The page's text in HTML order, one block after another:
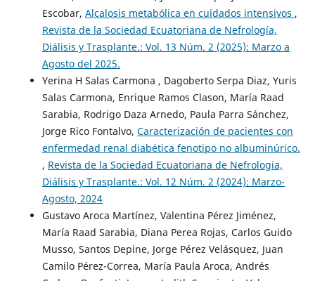
Escobar, Alcalosis metabólica en cuidados intensivos ,
Revista de la Sociedad Ecuatoriana de Nefrología,
Diálisis y Trasplante.: Vol. 13 Núm. 2 (2025): Marzo a
Agosto del 2025.
Yerina H Salas Carmona , Dagoberto Serpa Diaz, Yuris
Salas Carmona, Enrique Ramos Clason, María Raad
Sarabia, Rodrigo Daza Arnedo, Paula Parra Sánchez,
Jorge Rico Fontalvo, Caracterización de pacientes con
enfermedad renal diabética fenotipo no albuminúrico.
, Revista de la Sociedad Ecuatoriana de Nefrología,
Diálisis y Trasplante.: Vol. 12 Núm. 2 (2024): Marzo-
Agosto, 2024
Gustavo Aroca Martínez, Valentina Pérez Jiménez,
María Raad Sarabia, Diana Perea Rojas, Carlos Guido
Musso, Santos Depine, Jorge Pérez Velásquez, Juan
Camilo Pérez-Correa, María Paula Aroca, Andrés